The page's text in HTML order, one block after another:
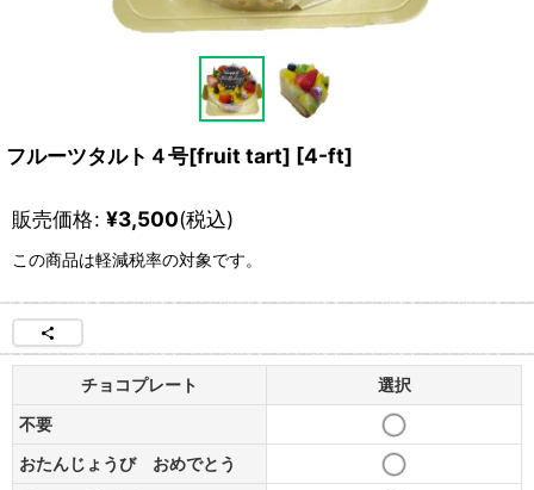
フルーツタルト４号[fruit tart] [4-ft]
販売価格: ¥3,500(税込)
この商品は軽減税率の対象です。
チョコプレート
選択
不要
おたんじょうび おめでとう